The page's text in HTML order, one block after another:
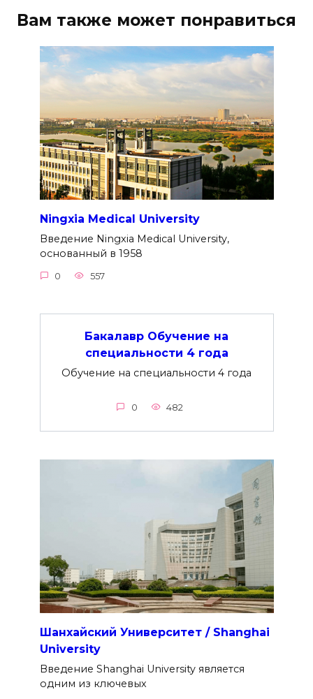
Вам также может понравиться
Ningxia Medical University
Введение Ningxia Medical University,
основанный в 1958
0 557
Бакалавр Обучение на
специальности 4 года
Обучение на специальности 4 года
0 482
Шанхайский Университет / Shanghai
University
Введение Shanghai University является
одним из ключевых